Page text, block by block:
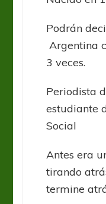
Podrán
Argentina
3 veces.
Periodista
estudiante
Social
Antes era
tirando
termine